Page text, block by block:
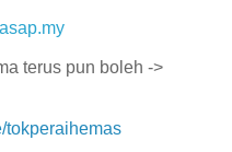
terus pun boleh ->
tokperaihemas